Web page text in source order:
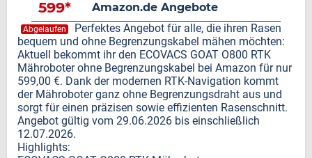
599* Amazon.de Angebote
Abgelaufen
Perfektes Angebot für alle, die ihren Rasen
bequem und ohne Begrenzungskabel mähen möchten:
Aktuell bekommt ihr den ECOVACS GOAT O800 RTK
Mähroboter ohne Begrenzungskabel bei Amazon für nur
599,00 €. Dank der modernen RTK-Navigation kommt
der Mähroboter ganz ohne Begrenzungsdraht aus und
sorgt für einen präzisen sowie effizienten Rasenschnitt.
Angebot gültig vom 29.06.2026 bis einschließlich
12.07.2026.
Highlights: